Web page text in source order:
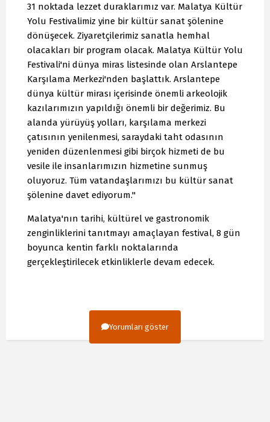
31 noktada lezzet duraklarımız var. Malatya Kültür
Yolu Festivalimiz yine bir kültür sanat şölenine
dönüşecek. Ziyaretçilerimiz sanatla hemhal
olacakları bir program olacak. Malatya Kültür Yolu
Festivali'ni dünya miras listesinde olan Arslantepe
Karşılama Merkezi'nden başlattık. Arslantepe
dünya kültür mirası içerisinde önemli arkeolojik
kazılarımızın yapıldığı önemli bir değerimiz. Bu
alanda yürüyüş yolları, karşılama merkezi
çatısının yenilenmesi, saraydaki taht odasının
yeniden düzenlenmesi gibi birçok hizmeti de bu
vesile ile insanlarımızın hizmetine sunmuş
oluyoruz. Tüm vatandaşlarımızı bu kültür sanat
şölenine davet ediyorum."
Malatya'nın tarihi, kültürel ve gastronomik
zenginliklerini tanıtmayı amaçlayan festival, 8 gün
boyunca kentin farklı noktalarında
gerçekleştirilecek etkinliklerle devam edecek.
Yorumları göster